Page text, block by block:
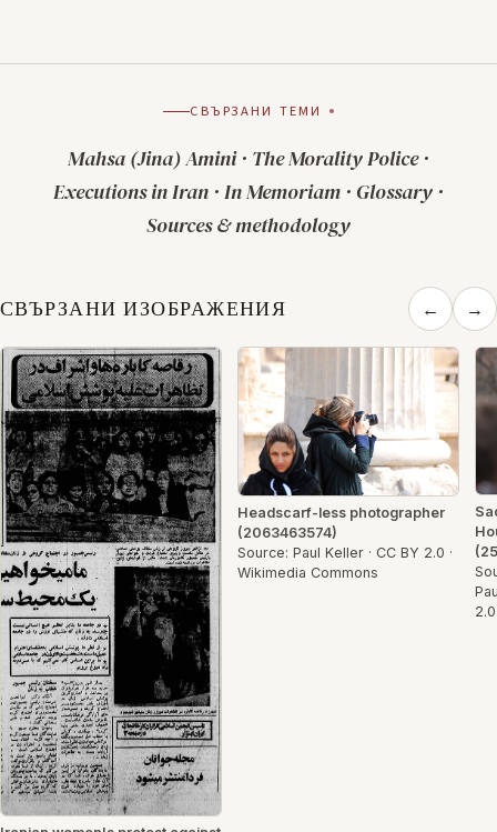
СВЪРЗАНИ ТЕМИ
Mahsa (Jina) Amini· The Morality Police·
Executions in Iran · In Memoriam · Glossary ·
Sources & methodology
СВЪРЗАНИ ИЗОБРАЖЕНИЯ ← →
Headscarf-less photographer
(2063463574)
Source: Paul Keller · CC BY 2.0 ·
Wikimedia Commons